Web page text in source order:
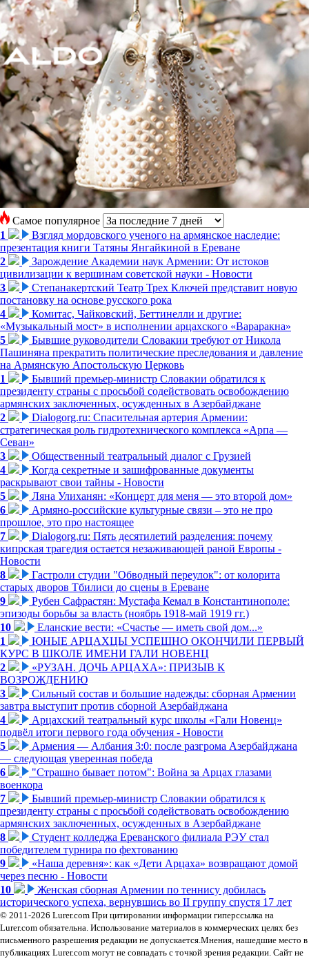
Самое популярное
1
Взгляд мордовского ученого на армянское наследие:
презентация книги Татяны Янгайкиной в Ереване
2
Зарождение Академии наук Армении: От истоков
цивилизации к вершинам советской науки - Новости
3
Степанакертский Театр Трех Ключей представит новую
постановку на основе русского рока
4
Комитас, Чайковский, Беттинелли и другие:
«Музыкальный мост» в исполнении арцахского «Вараракна»
5
Бывшие руководители Словакии требуют от Никола
Пашиняна прекратить политические преследования и давление
на Армянскую Апостольскую Церковь
1
Бывший премьер-министр Словакии обратился к
президенту страны с просьбой содействовать освобождению
армянских заключенных, осужденных в Азербайджане
2
Dialogorg.ru: Спасительная артерия Армении:
стратегическая роль гидротехнического комплекса «Арпа —
Севан»
3
Общественный театральный диалог с Грузией
4
Когда секретные и зашифрованные документы
раскрывают свои тайны - Новости
5
Ляна Улиханян: «Концерт для меня — это второй дом»
6
Армяно-российские культурные связи – это не про
прошлое, это про настоящее
7
Dialogorg.ru: Пять десятилетий разделения: почему
кипрская трагедия остается незаживающей раной Европы -
Новости
8
Гастроли студии "Обводный переулок": от колорита
старых дворов Тбилиси до сцены в Ереване
9
Рубен Сафрастян: Мустафа Кемал в Константинополе:
эпизоды борьбы за власть (ноябрь 1918-май 1919 гг.)
10
Еланские вести: «Счастье — иметь свой дом...»
1
ЮНЫЕ АРЦАХЦЫ УСПЕШНО ОКОНЧИЛИ ПЕРВЫЙ
КУРС В ШКОЛЕ ИМЕНИ ГАЛИ НОВЕНЦ
2
«РУЗАН. ДОЧЬ АРЦАХА»: ПРИЗЫВ К
ВОЗРОЖДЕНИЮ
3
Сильный состав и большие надежды: сборная Армении
завтра выступит против сборной Азербайджана
4
Арцахский театральный курс школы «Гали Новенц»
подвёл итоги первого года обучения - Новости
5
Армения — Албания 3:0: после разгрома Азербайджана
— следующая уверенная победа
6
"Страшно бывает потом": Война за Арцах глазами
военкора
7
Бывший премьер-министр Словакии обратился к
президенту страны с просьбой содействовать освобождению
армянских заключенных, осужденных в Азербайджане
8
Студент колледжа Ереванского филиала РЭУ стал
победителем турнира по фехтованию
9
«Наша деревня»: как «Дети Арцаха» возвращают домой
через песню - Новости
10
Женская сборная Армении по теннису добилась
исторического успеха, вернувшись во II группу спустя 17 лет
© 2011-2026 Lurer.com При цитировании информации гиперссылка на
Lurer.com обязательна. Использование материалов в коммерческих целях без
письменного разрешения редакции не допускается.Мнения, нашедшие место в
публикациях Lurer.com могут не совпадать с точкой зрения редакции. Сайт не